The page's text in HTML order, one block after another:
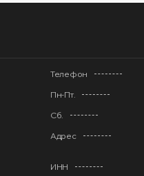
Телефон
Пн-Пт.
Сб.
Адрес
ИНН